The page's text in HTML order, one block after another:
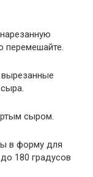
перемешайте.
вырезанные
сыром.
в форму для
180 градусов